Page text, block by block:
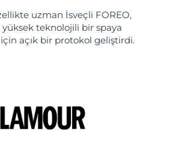
uzman İsveçli FOREO,
teknolojili bir spaya
açık bir protokol geliştirdi.